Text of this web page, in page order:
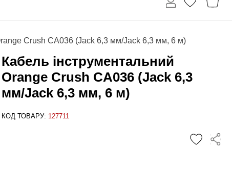
Crush CA036 (Jack 6,3 мм/Jack 6,3 мм, 6 м)
Кабель інструментальний
Orange Crush CA036 (Jack 6,3
мм/Jack 6,3 мм, 6 м)
КОД ТОВАРУ: 127711